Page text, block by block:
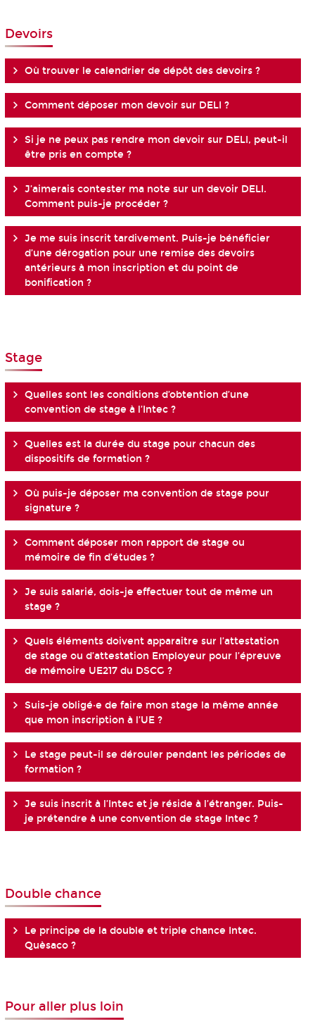
Devoirs
Où trouver le calendrier de dépôt des devoirs ?
Comment déposer mon devoir sur DELI ?
Si je ne peux pas rendre mon devoir sur DELI, peut-il
être pris en compte ?
J’aimerais contester ma note sur un devoir DELI.
Comment puis-je procéder ?
Je me suis inscrit tardivement. Puis-je bénéficier
d’une dérogation pour une remise des devoirs
antérieurs à mon inscription et du point de
bonification ?
Stage
Quelles sont les conditions d’obtention d’une
convention de stage à l’Intec ?
Quelles est la durée du stage pour chacun des
dispositifs de formation ?
Où puis-je déposer ma convention de stage pour
signature ?
Comment déposer mon rapport de stage ou
mémoire de fin d’études ?
Je suis salarié, dois-je effectuer tout de même un
stage ?
Quels éléments doivent apparaitre sur l’attestation
de stage ou d’attestation Employeur pour l’épreuve
de mémoire UE217 du DSCG ?
Suis-je obligé·e de faire mon stage la même année
que mon inscription à l’UE ?
Le stage peut-il se dérouler pendant les périodes de
formation ?
Je suis inscrit à l’Intec et je réside à l’étranger. Puis-
je prétendre à une convention de stage Intec ?
Double chance
Le principe de la double et triple chance Intec.
Quèsaco ?
Pour aller plus loin